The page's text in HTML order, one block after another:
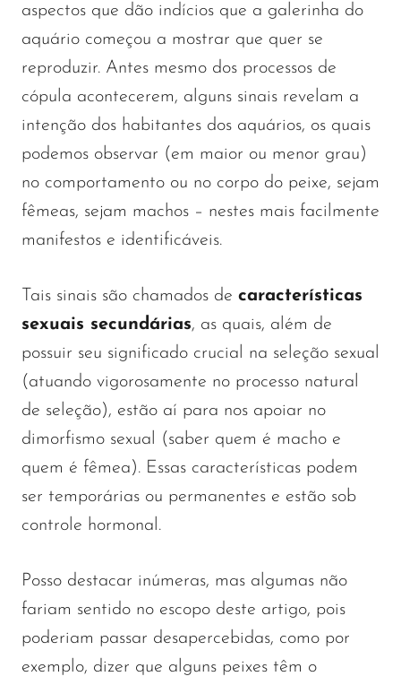
aspectos que dão indícios que a galerinha do
aquário começou a mostrar que quer se
reproduzir. Antes mesmo dos processos de
cópula acontecerem, alguns sinais revelam a
intenção dos habitantes dos aquários, os quais
podemos observar (em maior ou menor grau)
no comportamento ou no corpo do peixe, sejam
fêmeas, sejam machos – nestes mais facilmente
manifestos e identificáveis.
Tais sinais são chamados de características
sexuais secundárias, as quais, além de
possuir seu significado crucial na seleção sexual
(atuando vigorosamente no processo natural
de seleção), estão aí para nos apoiar no
dimorfismo sexual (saber quem é macho e
quem é fêmea). Essas características podem
ser temporárias ou permanentes e estão sob
controle hormonal.
Posso destacar inúmeras, mas algumas não
fariam sentido no escopo deste artigo, pois
poderiam passar desapercebidas, como por
exemplo, dizer que alguns peixes têm o